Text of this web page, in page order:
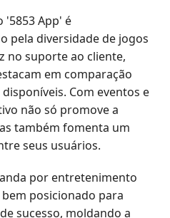
'5853 App' é
pela diversidade de jogos
no suporte ao cliente,
em comparação
Com eventos e
não só promove a
também fomenta um
seus usuários.
por entretenimento
posicionado para
sucesso, moldando a